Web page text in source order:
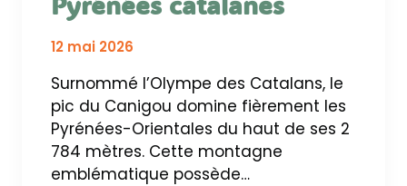
12 mai 2026
Surnommé l’Olympe des Catalans, le
pic du Canigou domine fièrement les
Pyrénées-Orientales du haut de ses 2
784 mètres. Cette montagne
emblématique possède…